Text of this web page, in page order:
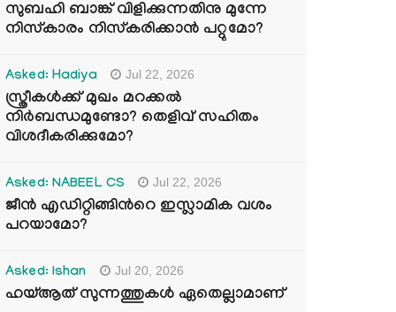
സുബഹി ബാങ്ക് വിളിക്കുന്നതിനു മുന്നേ
നിസ്കാരം നിസ്കരിക്കാൻ പറ്റുമോ?
Asked: Hadiya Jul 22, 2026
സ്ത്രീകൾക്ക് മുഖം മറക്കൽ
നിർബന്ധമുണ്ടോ? തെളിവ് സഹിതം
വിശദീകരിക്കുമോ?
Asked: NABEEL CS Jul 22, 2026
ജീൻ എഡിറ്റിങ്ങിന്‍റെ ഇസ്ലാമിക വശം
പറയാമോ?
Asked: Ishan Jul 20, 2026
ഹയ്ആത് സുന്നത്തുകൾ ഏതെല്ലാമാണ്